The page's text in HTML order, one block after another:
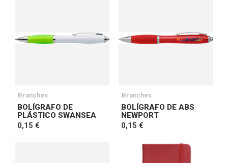
Branches
BOLÍGRAFO DE
PLÁSTICO SWANSEA
0,15 €
Branches
BOLÍGRAFO DE ABS
NEWPORT
0,15 €